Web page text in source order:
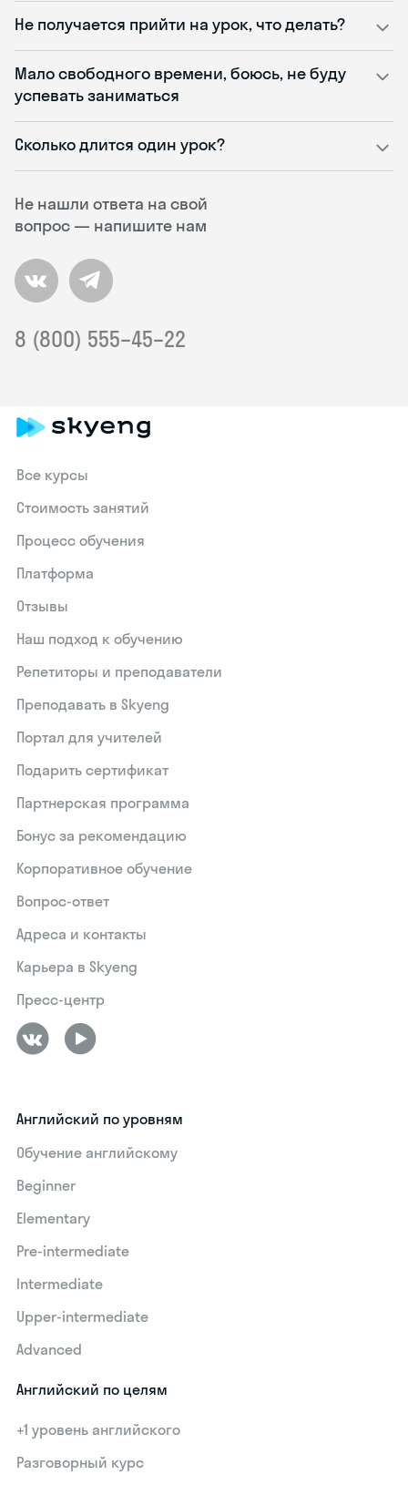
Не нашли ответа на свой
вопрос — напишите нам
8 (800) 555–45–22
Не получается прийти на урок, что делать?
Мало свободного времени, боюсь, не буду
успевать заниматься
Сколько длится один урок?
Все курсы
Стоимость занятий
Процесс обучения
Платформа
Отзывы
Наш подход к обучению
Репетиторы и преподаватели
Преподавать в Skyeng
Портал для учителей
Подарить сертификат
Партнерская программа
Бонус за рекомендацию
Корпоративное обучение
Вопрос-ответ
Адреса и контакты
Карьера в Skyeng
Пресс-центр
Английский по уровням
Обучение английскому
Beginner
Elementary
Pre-intermediate
Intermediate
Upper-intermediate
Advanced
Английский по целям
+1 уровень английского
Разговорный курс